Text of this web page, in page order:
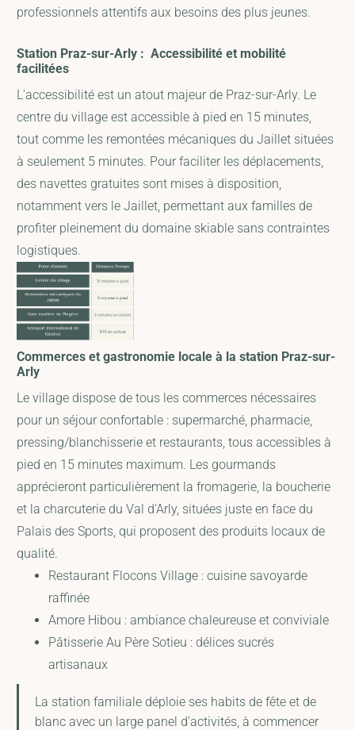
professionnels attentifs aux besoins des plus jeunes.
Station Praz-sur-Arly : Accessibilité et mobilité
facilitées
L'accessibilité est un atout majeur de Praz-sur-Arly. Le
centre du village est accessible à pied en 15 minutes,
tout comme les remontées mécaniques du Jaillet situées
à seulement 5 minutes. Pour faciliter les déplacements,
des navettes gratuites sont mises à disposition,
notamment vers le Jaillet, permettant aux familles de
profiter pleinement du domaine skiable sans contraintes
logistiques.
Commerces et gastronomie locale à la station Praz-sur-
Arly
Le village dispose de tous les commerces nécessaires
pour un séjour confortable : supermarché, pharmacie,
pressing/blanchisserie et restaurants, tous accessibles à
pied en 15 minutes maximum. Les gourmands
apprécieront particulièrement la fromagerie, la boucherie
et la charcuterie du Val d'Arly, situées juste en face du
Palais des Sports, qui proposent des produits locaux de
qualité.
Restaurant Flocons Village : cuisine savoyarde
raffinée
Amore Hibou : ambiance chaleureuse et conviviale
Pâtisserie Au Père Sotieu : délices sucrés
artisanaux
La station familiale déploie ses habits de fête et de
blanc avec un large panel d'activités, à commencer